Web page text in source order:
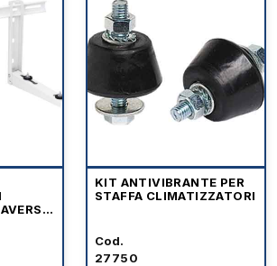
KIT ANTIVIBRANTE PER
STAFFA CLIMATIZZATORI
Cod.
27750